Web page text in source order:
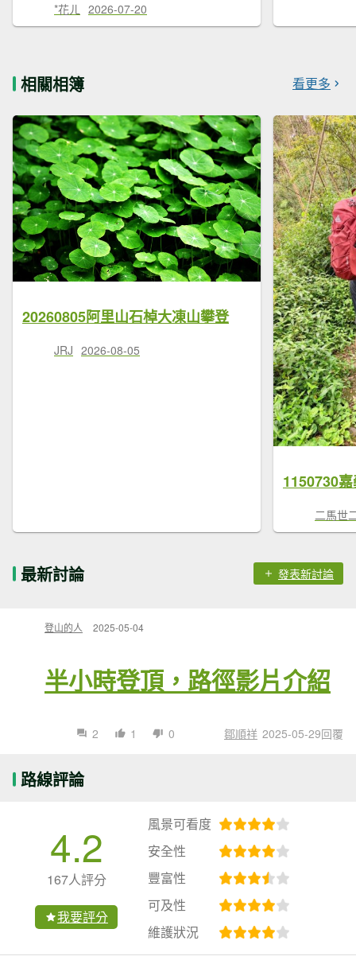
*花ㄦ 2026-07-20
相關相簿 看更多
20260805阿里山石棹大凍山攀登
JRJ 2026-08-05
1150730
二馬世
最新討論 發表新討論
登山的人 2025-05-04
半小時登頂，路徑影片介紹
2 1 0 鄒順祥 2025-05-29回覆
路線評論
4.2
167人評分
我要評分
風景可看度
安全性
豐富性
可及性
維護狀況